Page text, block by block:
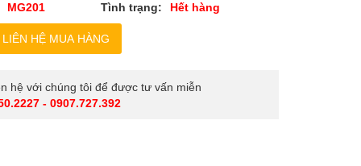
MG201 Tình trạng: Hết hàng
hệ với chúng tôi để được tư vấn miễn
- 0907.727.392